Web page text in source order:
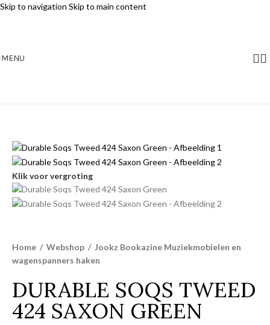
Skip to navigation Skip to main content
MENU
Klik voor vergroting
Home / Webshop / Jookz Bookazine Muziekmobielen en
wagenspanners haken
DURABLE SOQS TWEED
424 SAXON GREEN